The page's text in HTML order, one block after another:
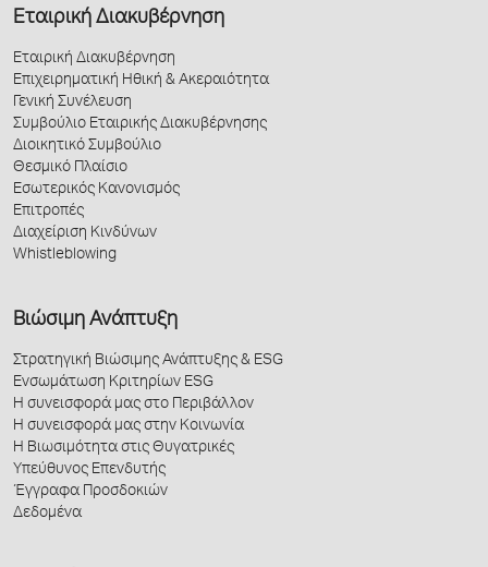
Εταιρική Διακυβέρνηση
Εταιρική Διακυβέρνηση
Επιχειρηματική Ηθική & Ακεραιότητα
Γενική Συνέλευση
Συμβούλιο Εταιρικής Διακυβέρνησης
Διοικητικό Συμβούλιο
Θεσμικό Πλαίσιο
Εσωτερικός Κανονισμός
Επιτροπές
Διαχείριση Κινδύνων
Whistleblowing
Βιώσιμη Ανάπτυξη
Στρατηγική Βιώσιμης Ανάπτυξης & ESG
Ενσωμάτωση Κριτηρίων ESG
Η συνεισφορά μας στο Περιβάλλον
Η συνεισφορά μας στην Κοινωνία
Η Βιωσιμότητα στις Θυγατρικές
Υπεύθυνος Επενδυτής
Έγγραφα Προσδοκιών
Δεδομένα